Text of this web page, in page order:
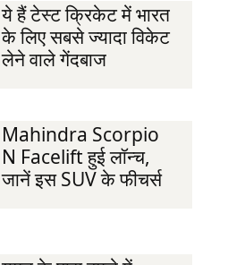
ये हैं टेस्ट क्रिकेट में भारत
के लिए सबसे ज्यादा विकेट
लेने वाले गेंदबाज
Mahindra Scorpio
N Facelift हुई लॉन्‍च,
जानें इस SUV के फीचर्स